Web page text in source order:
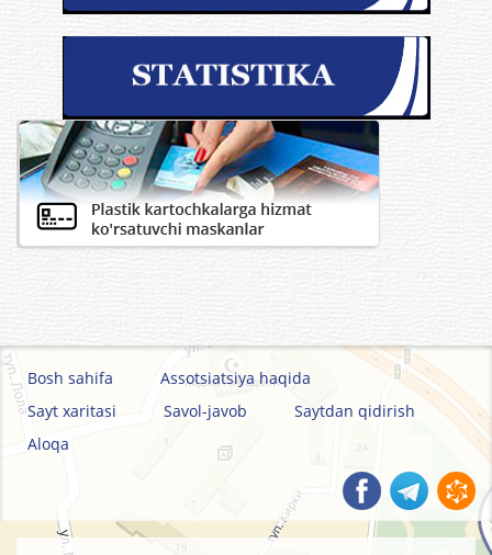
Bosh sahifa
Assotsiatsiya haqida
Sayt xaritasi
Savol-javob
Saytdan qidirish
Aloqa